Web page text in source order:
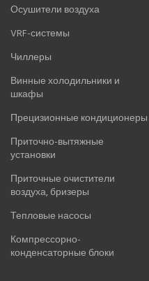
Осушители воздуха
VRF-системы
Чиллеры
Винные холодильники и
шкафы
Прецизионные кондиционеры
Приточно-вытяжные
установки
Приточные очистители
воздуха, бризеры
Тепловые насосы
Компрессорно-
конденсаторные блоки